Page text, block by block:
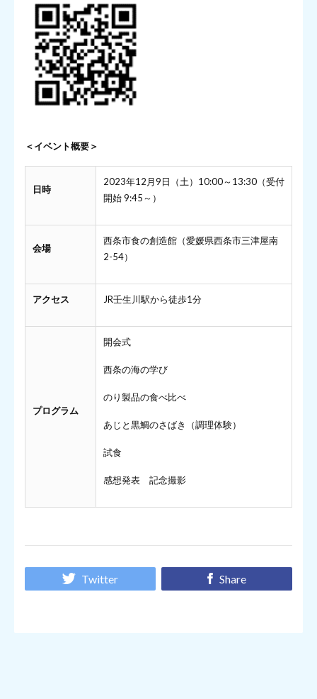
＜イベント概要＞
日時
2023年12月9日（土）10:00～13:30（受付
開始 9:45～）
会場
西条市食の創造館（愛媛県西条市三津屋南
2-54）
アクセス JR壬生川駅から徒歩1分
プログラム
開会式
西条の海の学び
のり製品の食べ比べ
あじと黒鯛のさばき（調理体験）
試食
感想発表 記念撮影
Twitter Share